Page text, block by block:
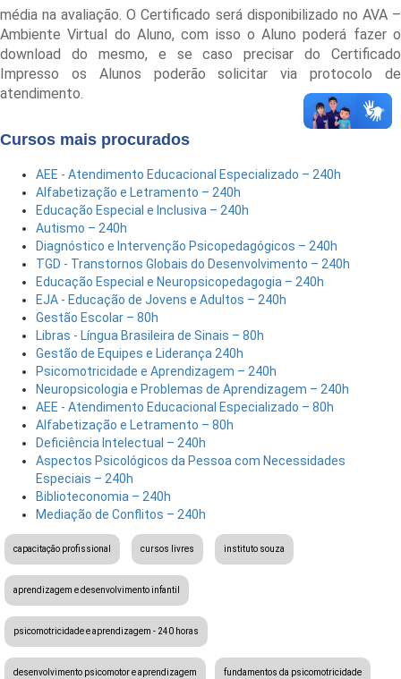
média na avaliação. O Certificado será disponibilizado no AVA –
Ambiente Virtual do Aluno, com isso o Aluno poderá fazer o
download do mesmo, e se caso precisar do Certificado
Impresso os Alunos poderão solicitar via protocolo de
atendimento.
Cursos mais procurados
AEE - Atendimento Educacional Especializado – 240h
Alfabetização e Letramento – 240h
Educação Especial e Inclusiva – 240h
Autismo – 240h
Diagnóstico e Intervenção Psicopedagógicos – 240h
TGD - Transtornos Globais do Desenvolvimento – 240h
Educação Especial e Neuropsicopedagogia – 240h
EJA - Educação de Jovens e Adultos – 240h
Gestão Escolar – 80h
Libras - Língua Brasileira de Sinais – 80h
Gestão de Equipes e Liderança 240h
Psicomotricidade e Aprendizagem – 240h
Neuropsicologia e Problemas de Aprendizagem – 240h
AEE - Atendimento Educacional Especializado – 80h
Alfabetização e Letramento – 80h
Deficiência Intelectual – 240h
Aspectos Psicológicos da Pessoa com Necessidades
Especiais – 240h
Biblioteconomia – 240h
Mediação de Conflitos – 240h
capacitação profissional cursos livres instituto souza
aprendizagem e desenvolvimento infantil
psicomotricidade e aprendizagem - 240 horas
desenvolvimento psicomotor e aprendizagem fundamentos da psicomotricidade